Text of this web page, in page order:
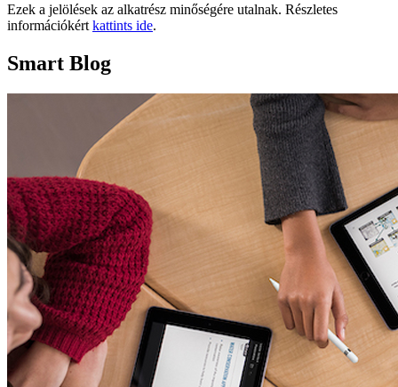
Ezek a jelölések az alkatrész minőségére utalnak. Részletes
információkért kattints ide.
Smart Blog